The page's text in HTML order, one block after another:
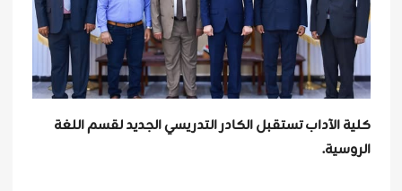
كلية الآداب تستقبل الكادر التدريسي الجديد لقسم اللغة
الروسية.